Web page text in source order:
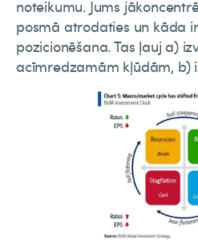
noteikumu. Jums
posmā atrodaties un kāda
pozicionēšana. Tas ļauj a)
acīmredzamām kļūdām, b)